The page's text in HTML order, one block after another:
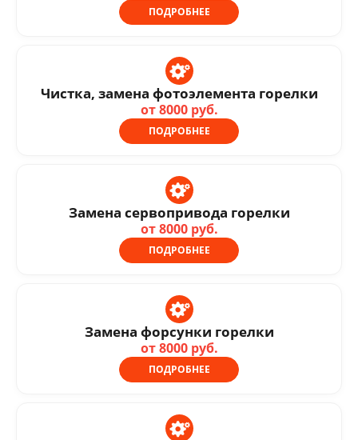
ПОДРОБНЕЕ
Чистка, замена фотоэлемента горелки
от 8000 руб.
ПОДРОБНЕЕ
Замена сервопривода горелки
от 8000 руб.
ПОДРОБНЕЕ
Замена форсунки горелки
от 8000 руб.
ПОДРОБНЕЕ